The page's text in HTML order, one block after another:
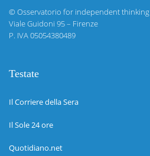
©Osservatorio for independent thinking
Viale Guidoni 95 – Firenze
P. IVA 05054380489
Testate
Il Corriere della Sera
Il Sole 24 ore
Quotidiano.net